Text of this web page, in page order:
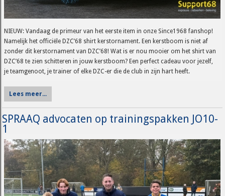
NIEUW: Vandaag de primeur van het eerste item in onze Since1968 fanshop!
Namelijk het officiële DZC’68 shirt kerstornament. Een kerstboom is niet af
zonder dit kerstornament van DZC’68! Wat is er nou mooier om het shirt van
DZC’68 te zien schitteren in jouw kerstboom? Een perfect cadeau voor jezelf,
je teamgenoot, je trainer of elke DZC-er die de club in zijn hart heeft.
Lees meer...
SPRAAQ advocaten op trainingspakken JO10-
1